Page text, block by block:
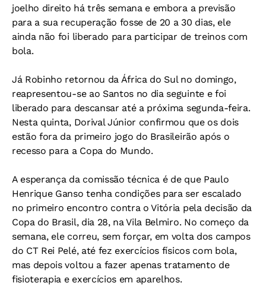
joelho direito há três semana e embora a previsão
para a sua recuperação fosse de 20 a 30 dias, ele
ainda não foi liberado para participar de treinos com
bola.
Já Robinho retornou da África do Sul no domingo,
reapresentou-se ao Santos no dia seguinte e foi
liberado para descansar até a próxima segunda-feira.
Nesta quinta, Dorival Júnior confirmou que os dois
estão fora da primeiro jogo do Brasileirão após o
recesso para a Copa do Mundo.
A esperança da comissão técnica é de que Paulo
Henrique Ganso tenha condições para ser escalado
no primeiro encontro contra o Vitória pela decisão da
Copa do Brasil, dia 28, na Vila Belmiro. No começo da
semana, ele correu, sem forçar, em volta dos campos
do CT Rei Pelé, até fez exercícios físicos com bola,
mas depois voltou a fazer apenas tratamento de
fisioterapia e exercícios em aparelhos.